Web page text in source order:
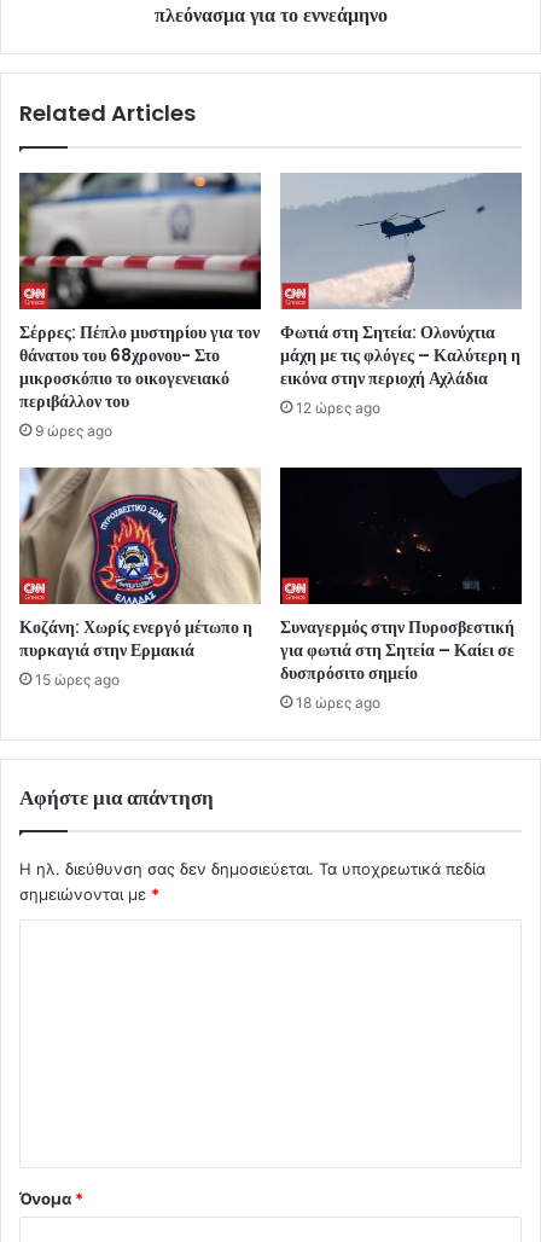
πλεόνασμα για το εννεάμηνο
Related Articles
Σέρρες: Πέπλο μυστηρίου για τον
θάνατου του 68χρονου- Στο
μικροσκόπιο το οικογενειακό
περιβάλλον του
9 ώρες ago
Φωτιά στη Σητεία: Ολονύχτια
μάχη με τις φλόγες – Καλύτερη η
εικόνα στην περιοχή Αχλάδια
12 ώρες ago
Κοζάνη: Χωρίς ενεργό μέτωπο η
πυρκαγιά στην Ερμακιά
15 ώρες ago
Συναγερμός στην Πυροσβεστική
για φωτιά στη Σητεία – Καίει σε
δυσπρόσιτο σημείο
18 ώρες ago
Αφήστε μια απάντηση
Η ηλ. διεύθυνση σας δεν δημοσιεύεται. Τα υποχρεωτικά πεδία
σημειώνονται με *
Όνομα *